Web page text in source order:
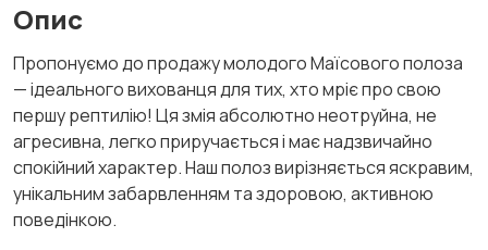
Опис
Пропонуємо до продажу молодого Маїсового полоза
— ідеального вихованця для тих, хто мріє про свою
першу рептилію! Ця змія абсолютно неотруйна, не
агресивна, легко приручається і має надзвичайно
спокійний характер. Наш полоз вирізняється яскравим,
унікальним забарвленням та здоровою, активною
поведінкою.